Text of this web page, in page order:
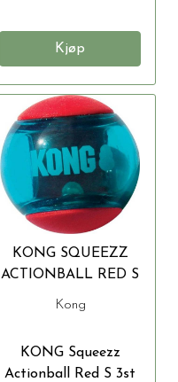
Kjøp
KONG SQUEEZZ
ACTIONBALL RED S
3ST 5CM
Kong
KONG Squeezz
Actionball Red S 3st